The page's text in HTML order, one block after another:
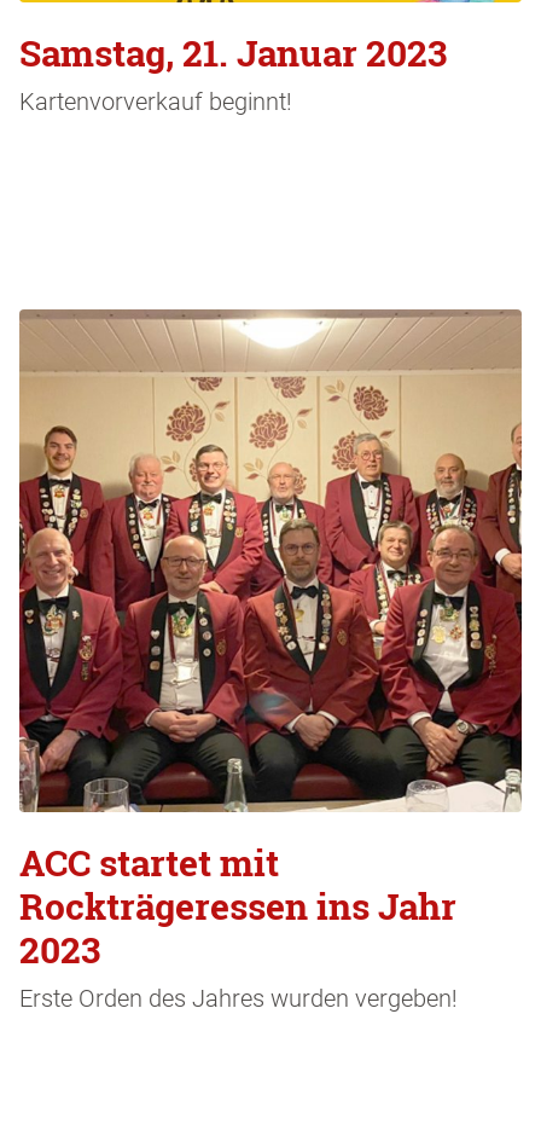
Samstag, 21. Januar 2023
Kartenvorverkauf beginnt!
ACC startet mit
Rockträgeressen ins Jahr
2023
Erste Orden des Jahres wurden vergeben!